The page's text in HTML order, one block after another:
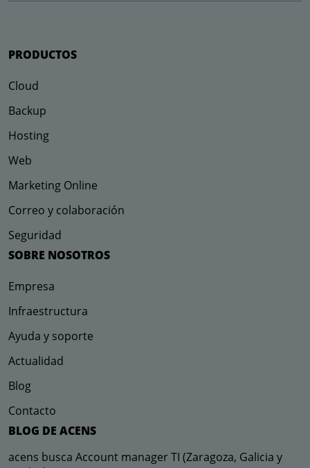
PRODUCTOS
Cloud
Backup
Hosting
Web
Marketing Online
Correo y colaboración
Seguridad
SOBRE NOSOTROS
Empresa
Infraestructura
Ayuda y soporte
Actualidad
Blog
Contacto
BLOG DE ACENS
acens busca Account manager TI (Zaragoza, Galicia y